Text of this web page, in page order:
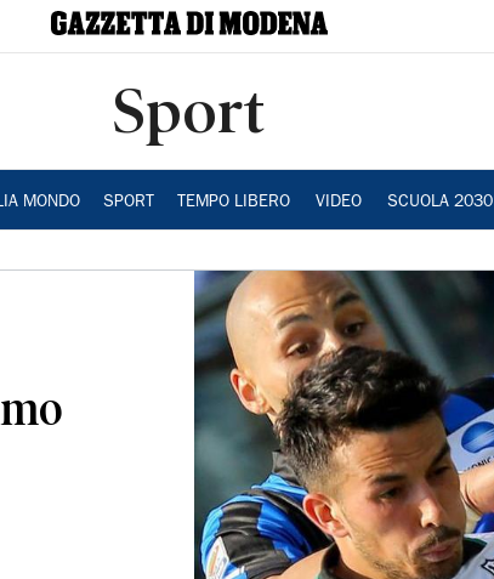
Sport
MONDO SPORT TEMPO LIBERO VIDEO SCUOLA 2030